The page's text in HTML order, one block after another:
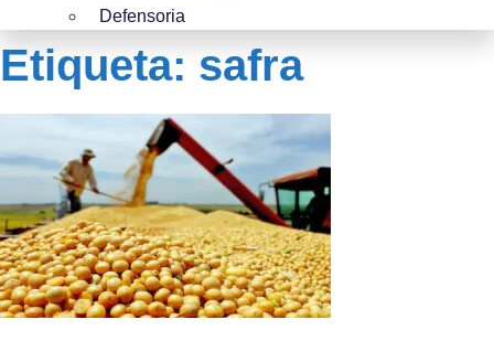
Defensoria
Etiqueta: safra